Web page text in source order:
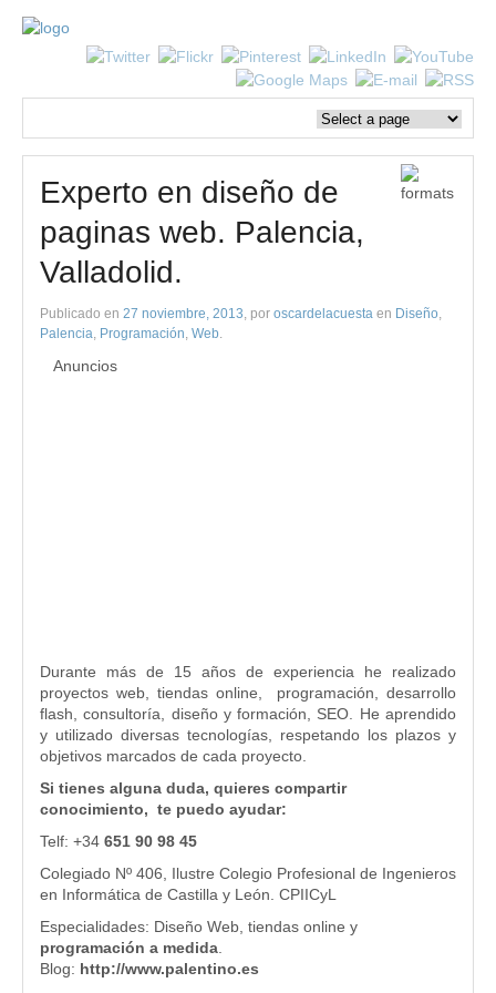
Experto en diseño de
paginas web. Palencia,
Valladolid.
Publicado en 27 noviembre, 2013, por oscardelacuesta en Diseño,
Palencia, Programación, Web.
Anuncios
Durante más de 15 años de experiencia he realizado
proyectos web, tiendas online, programación, desarrollo
flash, consultoría, diseño y formación, SEO. He aprendido
y utilizado diversas tecnologías, respetando los plazos y
objetivos marcados de cada proyecto.
Si tienes alguna duda, quieres compartir
conocimiento, te puedo ayudar:
Telf: +34 651 90 98 45
Colegiado Nº 406, Ilustre Colegio Profesional de Ingenieros
en Informática de Castilla y León. CPIICyL
Especialidades: Diseño Web, tiendas online y
programación a medida
Blog: http://www.palentino.es